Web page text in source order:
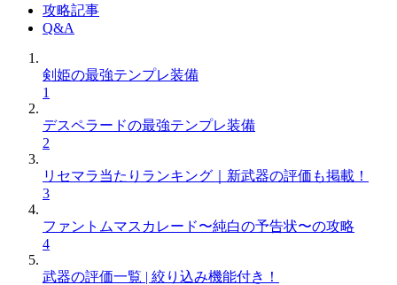
攻略記事
Q&A
剣姫の最強テンプレ装備
1
デスペラードの最強テンプレ装備
2
リセマラ当たりランキング｜新武器の評価も掲載！
3
ファントムマスカレード〜純白の予告状〜の攻略
4
武器の評価一覧 | 絞り込み機能付き！